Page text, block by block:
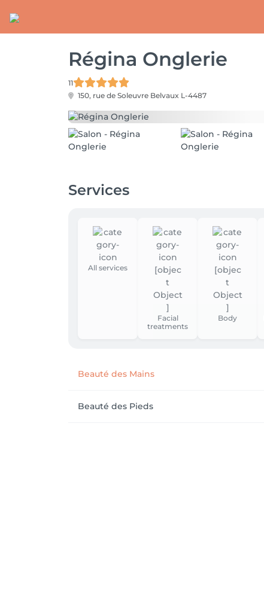
Régina Onglerie
11
150, rue de Soleuvre Belvaux L-4487
Services
All services
Facial
treatments
Body
Beauté des Mains
Beauté des Pieds